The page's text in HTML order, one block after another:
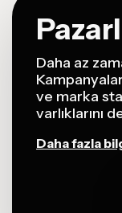
Daha az
ve marka
varlıklarını
Daha fazla